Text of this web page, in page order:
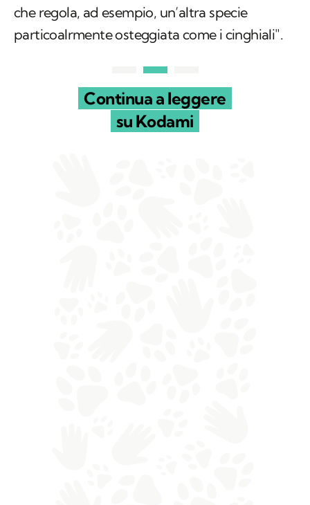
che regola, ad esempio, un’altra specie
particoalrmente osteggiata come i cinghiali".
Continua a leggere
su Kodami